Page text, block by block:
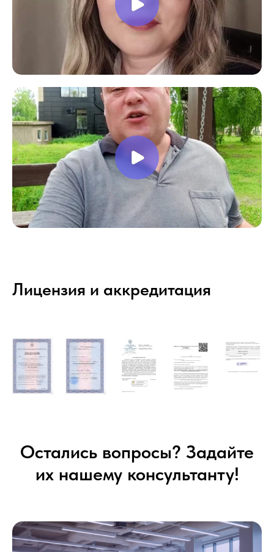
Лицензия и аккредитация
Остались вопросы? Задайте
их нашему консультанту!